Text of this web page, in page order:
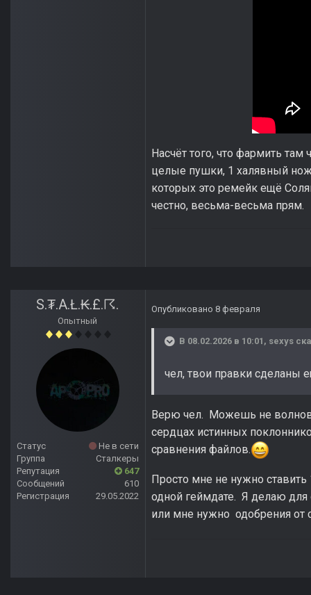
Насчёт того, что фармить
целые пушки, 1 халявный
которых это ремейк ещё
честно, весьма-весьма прям.
S.₮.A.Ł.₭.£.☈.
Опытный
Статус
Не в сети
Группа
Сталкеры
Репутация
647
Сообщений
610
Регистрация
29.05.2022
Опубликовано 8 февраля
В 08.02.2026 в 10:01, sexys
чел, твои правки сделаны
Верю чел. Можешь не
сердцах истинных
сравнения файлов.
Просто мне не нужно
одной геймдате. Я делаю
или мне нужно одобрения от